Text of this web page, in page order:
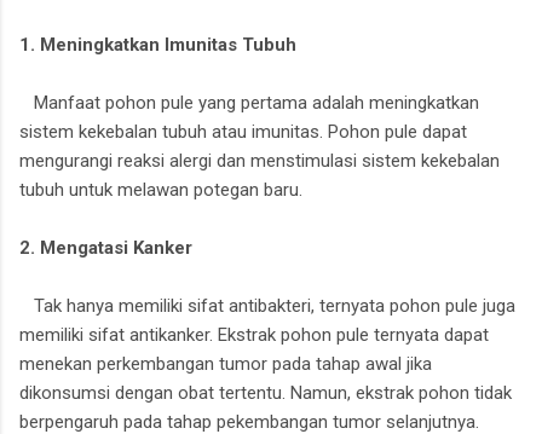
1. Meningkatkan Imunitas Tubuh
Manfaat pohon pule yang pertama adalah meningkatkan
sistem kekebalan tubuh atau imunitas. Pohon pule dapat
mengurangi reaksi alergi dan menstimulasi sistem kekebalan
tubuh untuk melawan potegan baru.
2. Mengatasi Kanker
Tak hanya memiliki sifat antibakteri, ternyata pohon pule juga
memiliki sifat antikanker. Ekstrak pohon pule ternyata dapat
menekan perkembangan tumor pada tahap awal jika
dikonsumsi dengan obat tertentu. Namun, ekstrak pohon tidak
berpengaruh pada tahap pekembangan tumor selanjutnya.